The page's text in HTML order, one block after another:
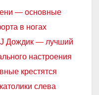
— основные
в ногах
Дождик — лучший
настроения
крестятся
слева